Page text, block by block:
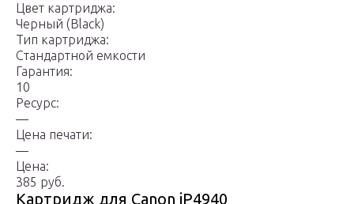
Цвет картриджа:
Черный (Black)
Тип картриджа:
Стандартной емкости
Гарантия:
10
Ресурс:
—
Цена печати:
—
Цена:
385 руб.
Картридж для Canon iP4940